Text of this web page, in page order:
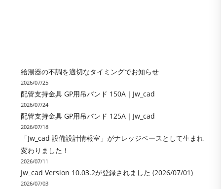
給湯器の不調を適切なタイミングでお知らせ
2026/07/25
配管支持金具 GP用吊バンド 150A｜Jw_cad
2026/07/24
配管支持金具 GP用吊バンド 125A｜Jw_cad
2026/07/18
「Jw_cad 設備設計情報室」がナレッジベースとして生まれ
変わりました！
2026/07/11
Jw_cad Version 10.03.2が登録されました (2026/07/01)
2026/07/03